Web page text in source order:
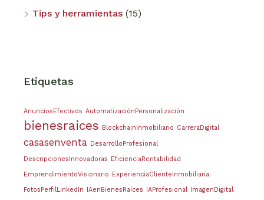
Tips y herramientas (15)
Etiquetas
AnunciosEfectivos AutomatizaciónPersonalización
bienesraices BlockchainInmobiliario CarreraDigital
casasenventa DesarrolloProfesional
DescripcionesInnovadoras EficienciaRentabilidad
EmprendimientoVisionario ExperienciaClienteInmobiliaria.
FotosPerfilLinkedIn IAenBienesRaíces IAProfesional ImagenDigital